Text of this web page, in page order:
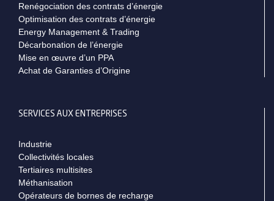
Renégociation des contrats d’énergie
Optimisation des contrats d’énergie
Energy Management & Trading
Décarbonation de l’énergie
Mise en œuvre d’un PPA
Achat de Garanties d’Origine
SERVICES AUX ENTREPRISES
Industrie
Collectivités locales
Tertiaires multisites
Méthanisation
Opérateurs de bornes de recharge